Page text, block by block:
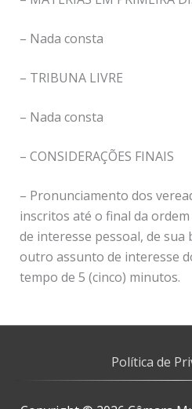
– Nada consta
– TRIBUNA LIVRE
– Nada consta
– CONSIDERAÇÕES FINAIS
– Pronunciamento dos
inscritos até o final da
de interesse pessoal, de sua
outro assunto de interesse
tempo de 5 (cinco) minutos.
Política de